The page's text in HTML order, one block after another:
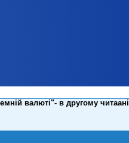
валюті"- в другому читаані